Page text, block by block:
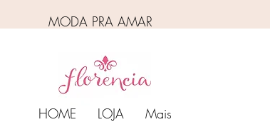
MODA PRA AMAR
HOME LOJA Mais